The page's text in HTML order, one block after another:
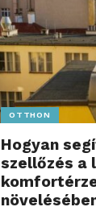
OTTHON
Hogyan
szellőzés a